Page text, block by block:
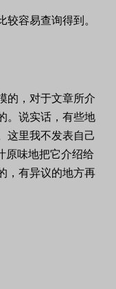
较容易查询得到。
的，对于文章所介
。说实话，有些地
这里我不发表自己
原味地把它介绍给
，有异议的地方再